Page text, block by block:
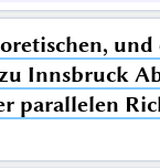
Innsbruck
parallelen